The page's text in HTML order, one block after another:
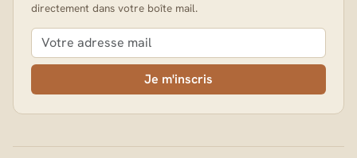
directement dans votre boîte mail.
Je m'inscris